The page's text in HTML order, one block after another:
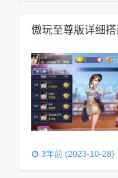
傲玩至尊版详细
3年前 (2023-10-28)